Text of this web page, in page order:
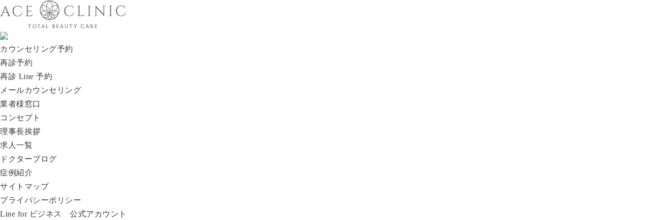
カウンセリング予約
再診予約
再診 Line 予約
メールカウンセリング
業者様窓口
コンセプト
理事長挨拶
求人一覧
ドクターブログ
症例紹介
サイトマップ
プライバシーポリシー
Line for ビジネス 公式アカウント